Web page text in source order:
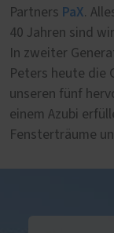
Partners PaX.
40 Jahren sind
In zweiter
Peters heute die
unseren fünf
einem Azubi
Fensterträume